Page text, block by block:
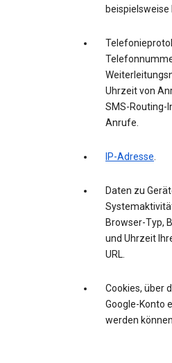
Uhrzeit von
SMS-Routing-
Anrufe.
IP-Adresse.
Daten zu
Browser-Typ,
und Uhrzeit
URL.
Cookies, über
Google-Konto
werden